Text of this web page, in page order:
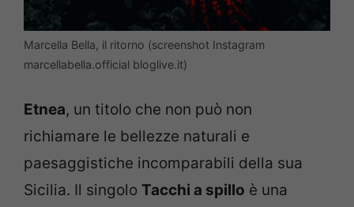
Marcella Bella, il ritorno (screenshot Instagram
marcellabella.official bloglive.it)
Etnea, un titolo che non può non
richiamare le bellezze naturali e
paesaggistiche incomparabili della sua
Sicilia. Il singolo Tacchi a spillo è una